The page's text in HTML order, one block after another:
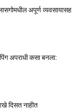
अपूर्ण व्यवसायासह
अपराधी कसा बनला:
दिसत नाहीत